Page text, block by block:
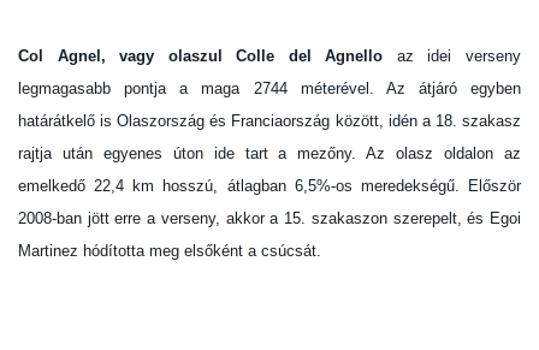
Col Agnel, vagy olaszul Colle del Agnello az idei verseny
legmagasabb pontja a maga 2744 méterével. Az átjáró egyben
határátkelő is Olaszország és Franciaország között, idén a 18. szakasz
rajtja után egyenes úton ide tart a mezőny. Az olasz oldalon az
emelkedő 22,4 km hosszú, átlagban 6,5%-os meredekségű. Először
2008-ban jött erre a verseny, akkor a 15. szakaszon szerepelt, és Egoi
Martinez hódította meg elsőként a csúcsát.